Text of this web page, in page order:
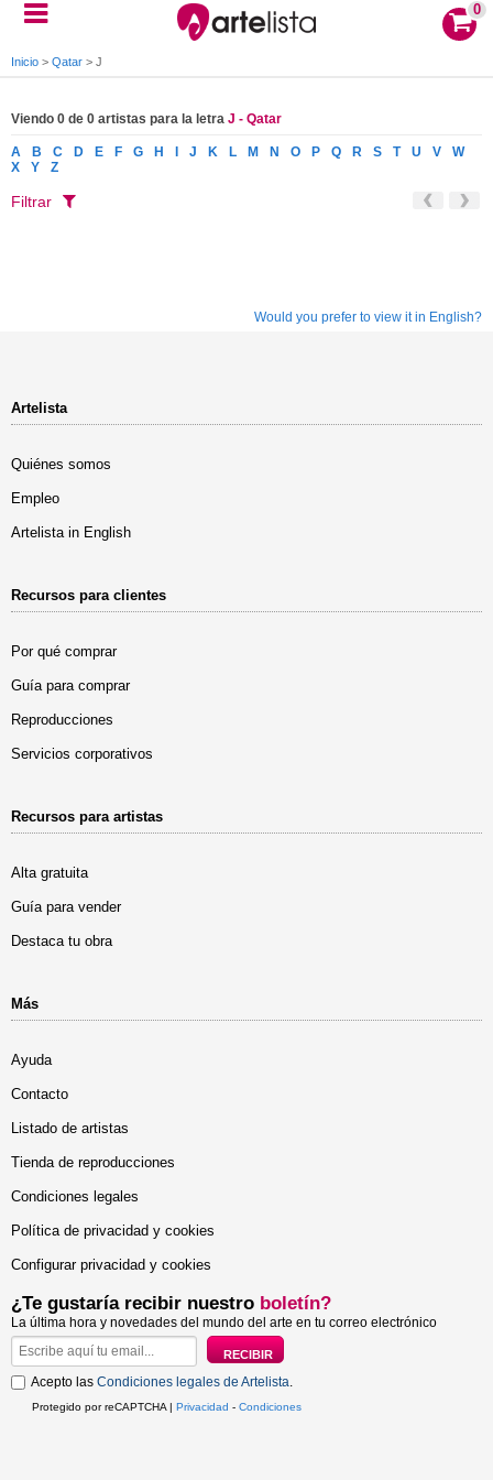
0
Inicio > Qatar > J
Viendo 0 de 0 artistas para la letra J - Qatar
A B C D E F G H J K L M N O P Q R S T U V
W
X
Y Z
Filtrar
Would you prefer to view it in English?
Artelista
Quiénes somos
Empleo
Artelista in English
Recursos para clientes
Por qué comprar
Guía para comprar
Reproducciones
Servicios corporativos
Recursos para artistas
Alta gratuita
Guía para vender
Destaca tu obra
Más
Ayuda
Contacto
Listado de artistas
Tienda de reproducciones
Condiciones legales
Política de privacidad y cookies
Configurar privacidad y cookies
¿Te gustaría recibir nuestro boletín?
La última hora y novedades del mundo del arte en tu correo electrónico
Acepto las Condiciones legales de Artelista.
Protegido por reCAPTCHA | Privacidad - Condiciones